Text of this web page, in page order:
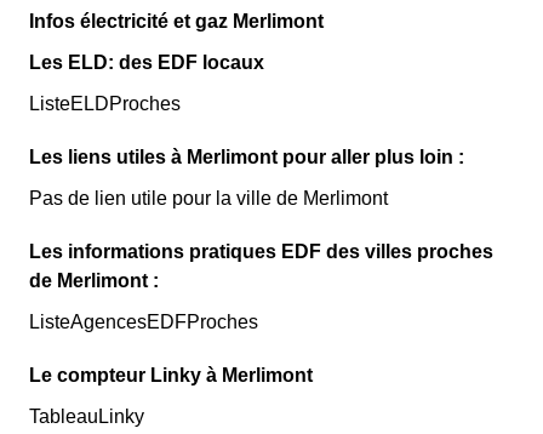
Infos électricité et gaz Merlimont
Les ELD: des EDF locaux
ListeELDProches
Les liens utiles à Merlimont pour aller plus loin :
Pas de lien utile pour la ville de Merlimont
Les informations pratiques EDF des villes proches
de Merlimont :
ListeAgencesEDFProches
Le compteur Linky à Merlimont
TableauLinky